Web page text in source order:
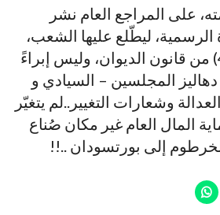
على المراجع العام نشر
الرسمية، ليطّلع عليها الشعب،
كما تنص المادة (48) من قانون الديوان، وليس إبراءً
المجلسين – السيادي و
وشعارات التغيير..لم يتغيّر
المال العام غير مكان صُناع
إلى بورتسودان ..!!